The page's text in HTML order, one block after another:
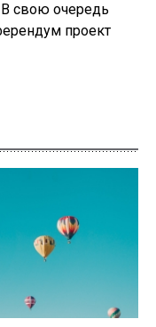
свою очередь
проект